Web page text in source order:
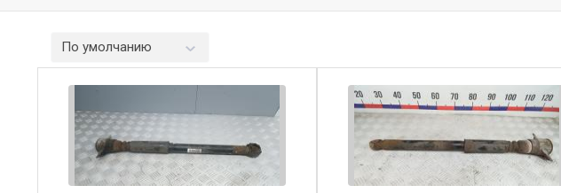
По умолчанию